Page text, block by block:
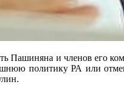
Пашиняна и членов его
политику РА или